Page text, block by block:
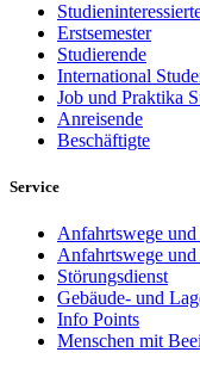
Erstsemester
Studierende
International
Job und Praktika
Anreisende
Beschäftigte
Service
Anfahrtswege
Anfahrtswege
Störungsdienst
Gebäude- und
Info Points
Menschen mit